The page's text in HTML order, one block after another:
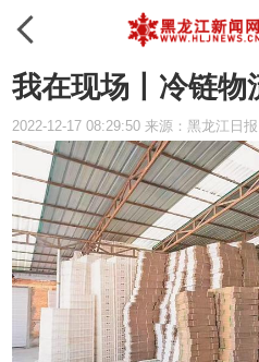
我在现场丨冷链物
2022-12-17 08:29:50 来源：黑龙江日